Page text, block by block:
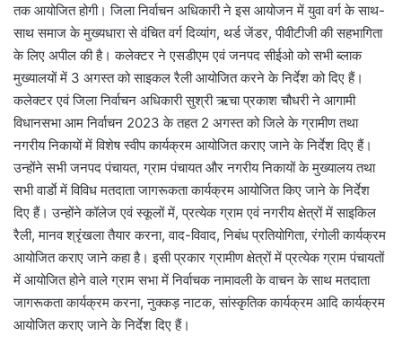
तक आयोजित होगी। जिला निर्वाचन अधिकारी ने इस आयोजन में युवा वर्ग के साथ-
साथ समाज के मुख्यधारा से वंचित वर्ग दिव्यांग, थर्ड जेंडर, पीवीटीजी की सहभागिता
के लिए अपील की है। कलेक्टर ने एसडीएम एवं जनपद सीईओ को सभी ब्लाक
मुख्यालयों में 3 अगस्त को साइकल रैली आयोजित करने के निर्देश को दिए हैं।
कलेक्टर एवं जिला निर्वाचन अधिकारी सुश्री ऋचा प्रकाश चौधरी ने आगामी
विधानसभा आम निर्वाचन 2023 के तहत 2 अगस्त को जिले के ग्रामीण तथा
नगरीय निकायों में विशेष स्वीप कार्यक्रम आयोजित कराए जाने के निर्देश दिए हैं।
उन्होंने सभी जनपद पंचायत, ग्राम पंचायत और नगरीय निकायों के मुख्यालय तथा
सभी वार्डाे में विविध मतदाता जागरूकता कार्यक्रम आयोजित किए जाने के निर्देश
दिए हैं। उन्होंने कॉलेज एवं स्कूलों में, प्रत्येक ग्राम एवं नगरीय क्षेत्रों में साइकिल
रैली, मानव श्रृंखला तैयार करना, वाद-विवाद, निबंध प्रतियोगिता, रंगोली कार्यक्रम
आयोजित कराए जाने कहा है। इसी प्रकार ग्रामीण क्षेत्रों में प्रत्येक ग्राम पंचायतों
में आयोजित होने वाले ग्राम सभा में निर्वाचक नामावली के वाचन के साथ मतदाता
जागरूकता कार्यक्रम करना, नुक्कड़ नाटक, सांस्कृतिक कार्यक्रम आदि कार्यक्रम
आयोजित कराए जाने के निर्देश दिए हैं।